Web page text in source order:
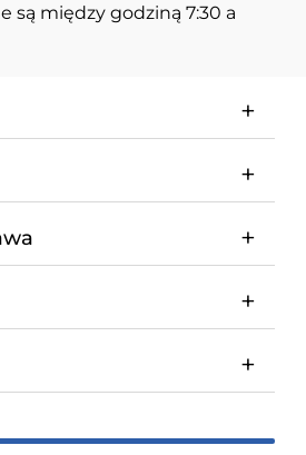
są między godziną 7:30 a